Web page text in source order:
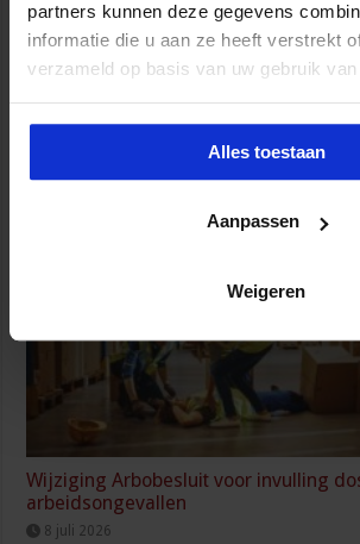
partners kunnen deze gegevens
informatie die u aan ze heeft verstrekt
verzameld op basis van uw gebruik
Alles toestaan
Aanpassen
Weigeren
Partijen maken afspraken over betere
bescherming voor kinderen en
9 juli 2026
Wijziging Arbobesluit voor invulling
arbeidsongevallen
8 juli 2026